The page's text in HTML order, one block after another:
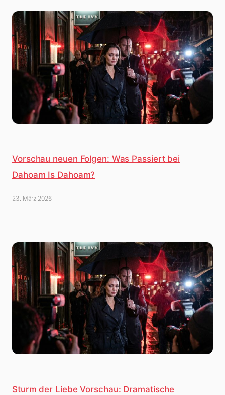
Vorschau neuen Folgen: Was Passiert bei
Dahoam Is Dahoam?
23. März 2026
Sturm der Liebe Vorschau: Dramatische